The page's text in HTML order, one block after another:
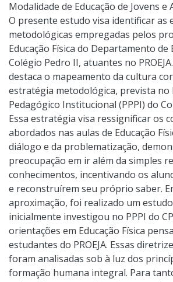
Modalidade de Educação de Jovens e
O presente estudo visa identificar as
metodológicas empregadas pelos
Educação Física do Departamento de
Colégio Pedro II, atuantes no
destaca o mapeamento da cultura
estratégia metodológica, prevista no
Pedagógico Institucional (PPPI) do
Essa estratégia visa ressignificar os
abordados nas aulas de Educação
diálogo e da problematização,
preocupação em ir além da simples
conhecimentos, incentivando os
e reconstruírem seu próprio saber.
aproximação, foi realizado um
inicialmente investigou no PPPI do
orientações em Educação Física
estudantes do PROEJA. Essas
foram analisadas sob à luz dos
formação humana integral. Para